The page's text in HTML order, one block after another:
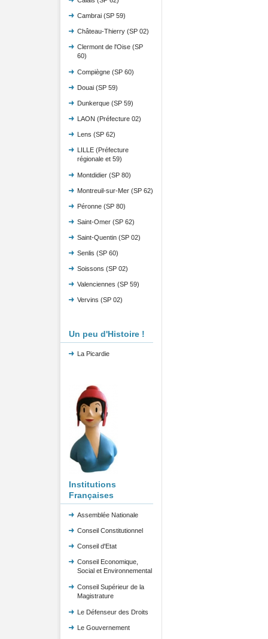
Cambrai (SP 59)
Château-Thierry (SP 02)
Clermont de l'Oise (SP
60)
Compiègne (SP 60)
Douai (SP 59)
Dunkerque (SP 59)
LAON (Préfecture 02)
Lens (SP 62)
LILLE (Préfecture
régionale et 59)
Montdidier (SP 80)
Montreuil-sur-Mer (SP 62)
Péronne (SP 80)
Saint-Omer (SP 62)
Saint-Quentin (SP 02)
Senlis (SP 60)
Soissons (SP 02)
Valenciennes (SP 59)
Vervins (SP 02)
Un peu d'Histoire !
La Picardie
Institutions
Françaises
Assemblée Nationale
Conseil Constitutionnel
Conseil d'Etat
Conseil Economique,
Social et Environnemental
Conseil Supérieur de la
Magistrature
Le Défenseur des Droits
Le Gouvernement